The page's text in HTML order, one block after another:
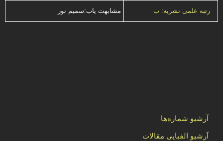
رتبه علمی نشریه: ب مشابهت ياب:سميم نور
آرشیو شماره‌ها
آرشیو الفبایی مقالات